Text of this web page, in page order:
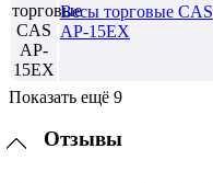
Весы торговые CAS
AP-15EX
Показать ещё 9
Отзывы